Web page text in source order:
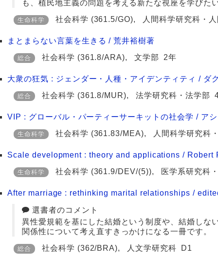
も、植民地主義の問題を考える新たな視座を学び
生命科学 社会科学 (361.5/GO), 人間科学研究科・
まとまらない言葉を生きる / 荒井裕樹著
総合 社会科学 (361.8/ARA),文学部 2年
大衆の狂気 : ジェンダー・人種・アイデンティティ / ダ
総合 社会科学 (361.8/MUR),法学研究科・法学部
VIP : グローバル・パーティーサーキットの社会学 / ア
生命科学 社会科学 (361.83/MEA), 人間科学研究科
Scale development : theory and applications / Robert
生命科学 社会科学 (361.9/DEV/(5)), 医学系研究科
After marriage : rethinking marital relationships /
選書者のコメント
異性愛規範を基にした結婚という制度や、結婚しな
関係性について考え直すきっかけになる一冊です。
総合 社会科学 (362/BRA), 人文学研究科 D1